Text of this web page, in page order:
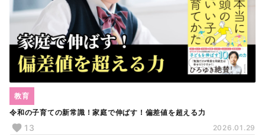
令和の子育ての新常識！家庭で伸ばす！偏差値を超える力
教育
13 2026.01.29